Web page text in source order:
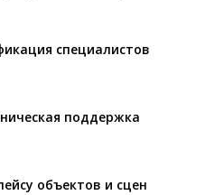
специалистов
поддержка
объектов и сцен